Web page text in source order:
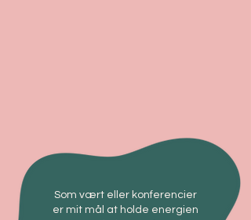
Som vært eller konferencier
er mit mål at holde energien